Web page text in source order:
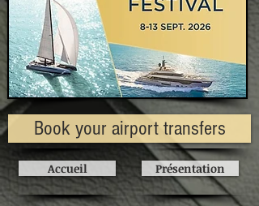
Book your airport transfers
Accueil Présentation